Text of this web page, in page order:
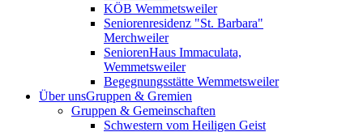
KÖB Wemmetsweiler
Seniorenresidenz "St. Barbara"
Merchweiler
SeniorenHaus Immaculata,
Wemmetsweiler
Begegnungsstätte Wemmetsweiler
Über unsGruppen & Gremien
Gruppen & Gemeinschaften
Schwestern vom Heiligen Geist